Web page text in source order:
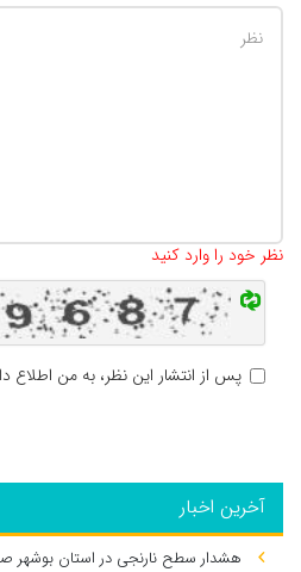
نظر خود را وارد کنید
پس از انتشار این نظر، به من اطلاع
آخرین اخبار
هشدار سطح نارنجی در استان بوشهر